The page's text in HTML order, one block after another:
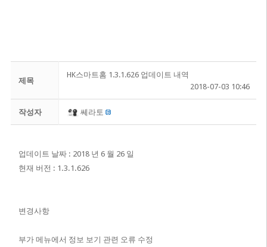
제목
HK스마트홈 1.3.1.626 업데이트 내역
2018-07-03 10:46
작성자 쎄라토
업데이트 날짜 : 2018 년 6 월 26 일
현재 버전 : 1.3.1.626
변경사항
부가 메뉴에서 정보 보기 관련 오류 수정